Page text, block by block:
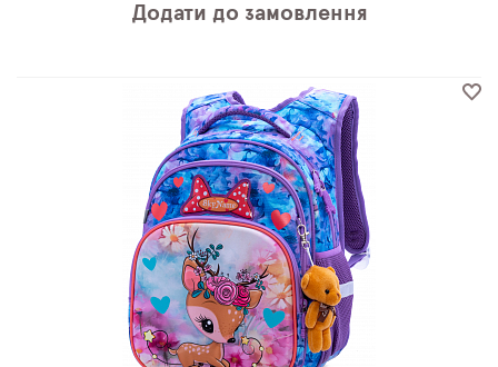
Додати до замовлення